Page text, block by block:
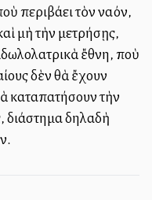
περιβάλλει τὸν ναόν,
μὴ τὴν μετρήσῃς,
ἔθνη, ποὺ
δὲν θὰ ἔχουν
καταπατήσουν τὴν
διάστημα δηλαδὴ